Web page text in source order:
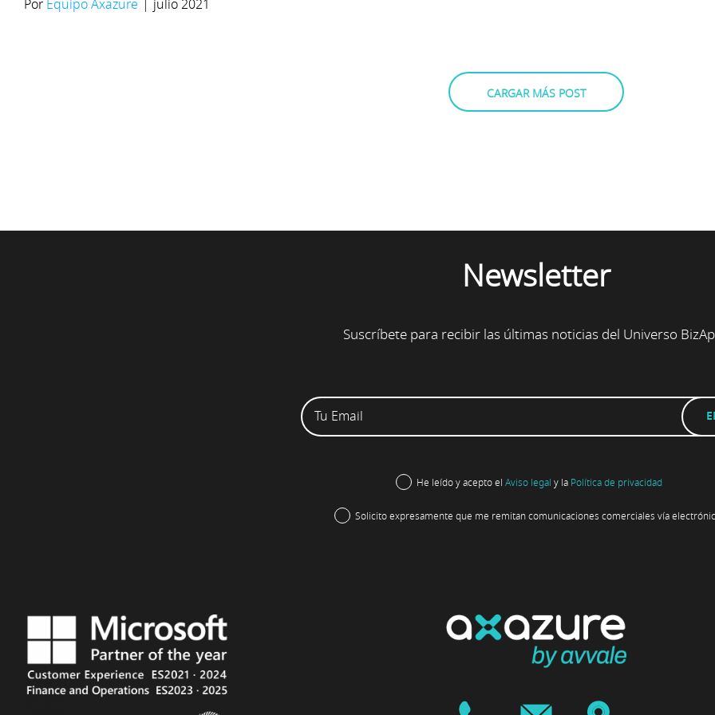
Por Equipo Axazure julio 2021
CARGAR MÁS POST
Newsletter
Suscríbete para recibir las últimas noticias del Universo
He leído y acepto el Aviso legal y la Política de privacidad
Solicito expresamente que me remitan comunicaciones comerciales vía